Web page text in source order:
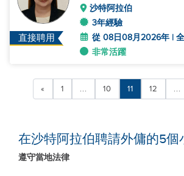
直接聘用
沙特阿拉伯
3年經驗
從 08日08月2026年 |
非常活躍
« 1 ... 10 11 12 ...
在沙特阿拉伯聘請外傭的5個
遵守當地法律